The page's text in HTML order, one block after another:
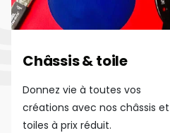
Châssis & toile
Donnez vie à toutes vos
créations avec nos châssis et
toiles à prix réduit.